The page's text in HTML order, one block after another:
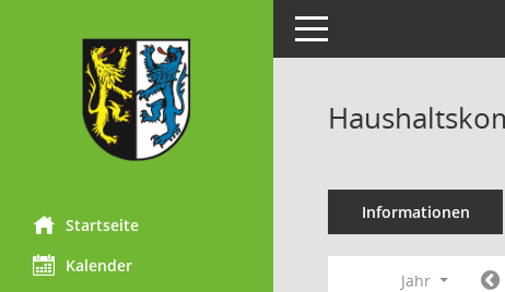
Startseite
Kalender
Toggle navigation
Informationen
Jahr